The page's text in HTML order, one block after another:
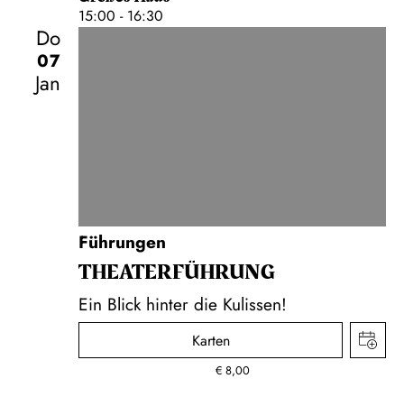
15:00 - 16:30
Do
07
Jan
Führungen
THEATER­FÜHR­UNG
Ein Blick hinter die Kulissen!
Karten
€ 8,00